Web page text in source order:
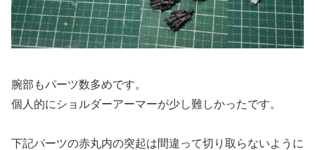
腕部もパーツ数多めです。
個人的にショルダーアーマーが少し難しかったです。
下記パーツの赤丸内の突起は間違って切り取らないように